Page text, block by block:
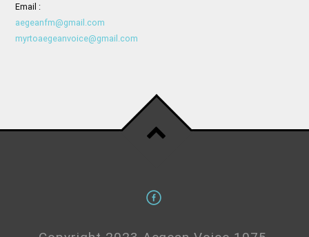
Email :
aegeanfm@gmail.com
myrtoaegeanvoice@gmail.com